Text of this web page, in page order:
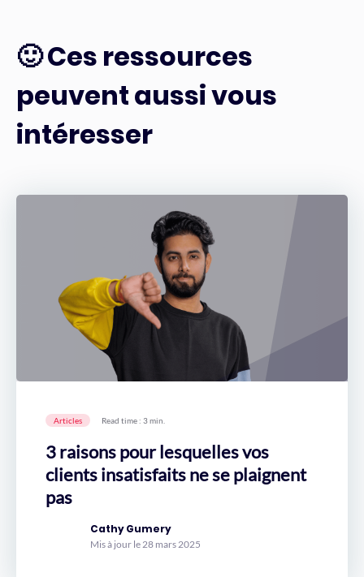
🙂 Ces ressources
peuvent aussi vous
intéresser
Articles Read time : 3 min.
3 raisons pour lesquelles vos
clients insatisfaits ne se plaignent
pas
Cathy Gumery
Mis à jour le 28 mars 2025